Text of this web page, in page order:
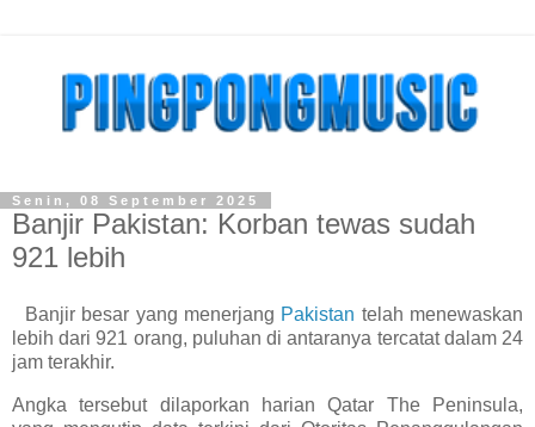
Senin, 08 September 2025
Banjir Pakistan: Korban tewas sudah
921 lebih
Banjir besar yang menerjang Pakistan telah menewaskan
lebih dari 921 orang, puluhan di antaranya tercatat dalam 24
jam terakhir.
Angka tersebut dilaporkan harian Qatar The Peninsula,